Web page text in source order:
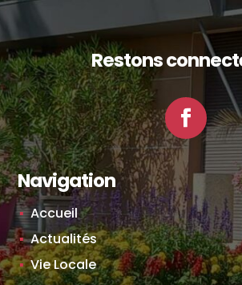
Restons
Navigation
Accueil
Actualités
Vie Locale